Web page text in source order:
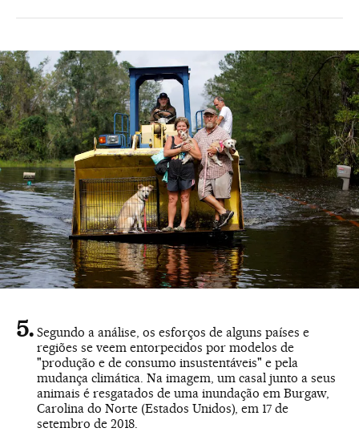
Segundo a análise, os esforços de alguns países e
regiões se veem entorpecidos por modelos de
"produção e de consumo insustentáveis" e pela
mudança climática. Na imagem, um casal junto a seus
animais é resgatados de uma inundação em Burgaw,
Carolina do Norte (Estados Unidos), em 17 de
setembro de 2018.